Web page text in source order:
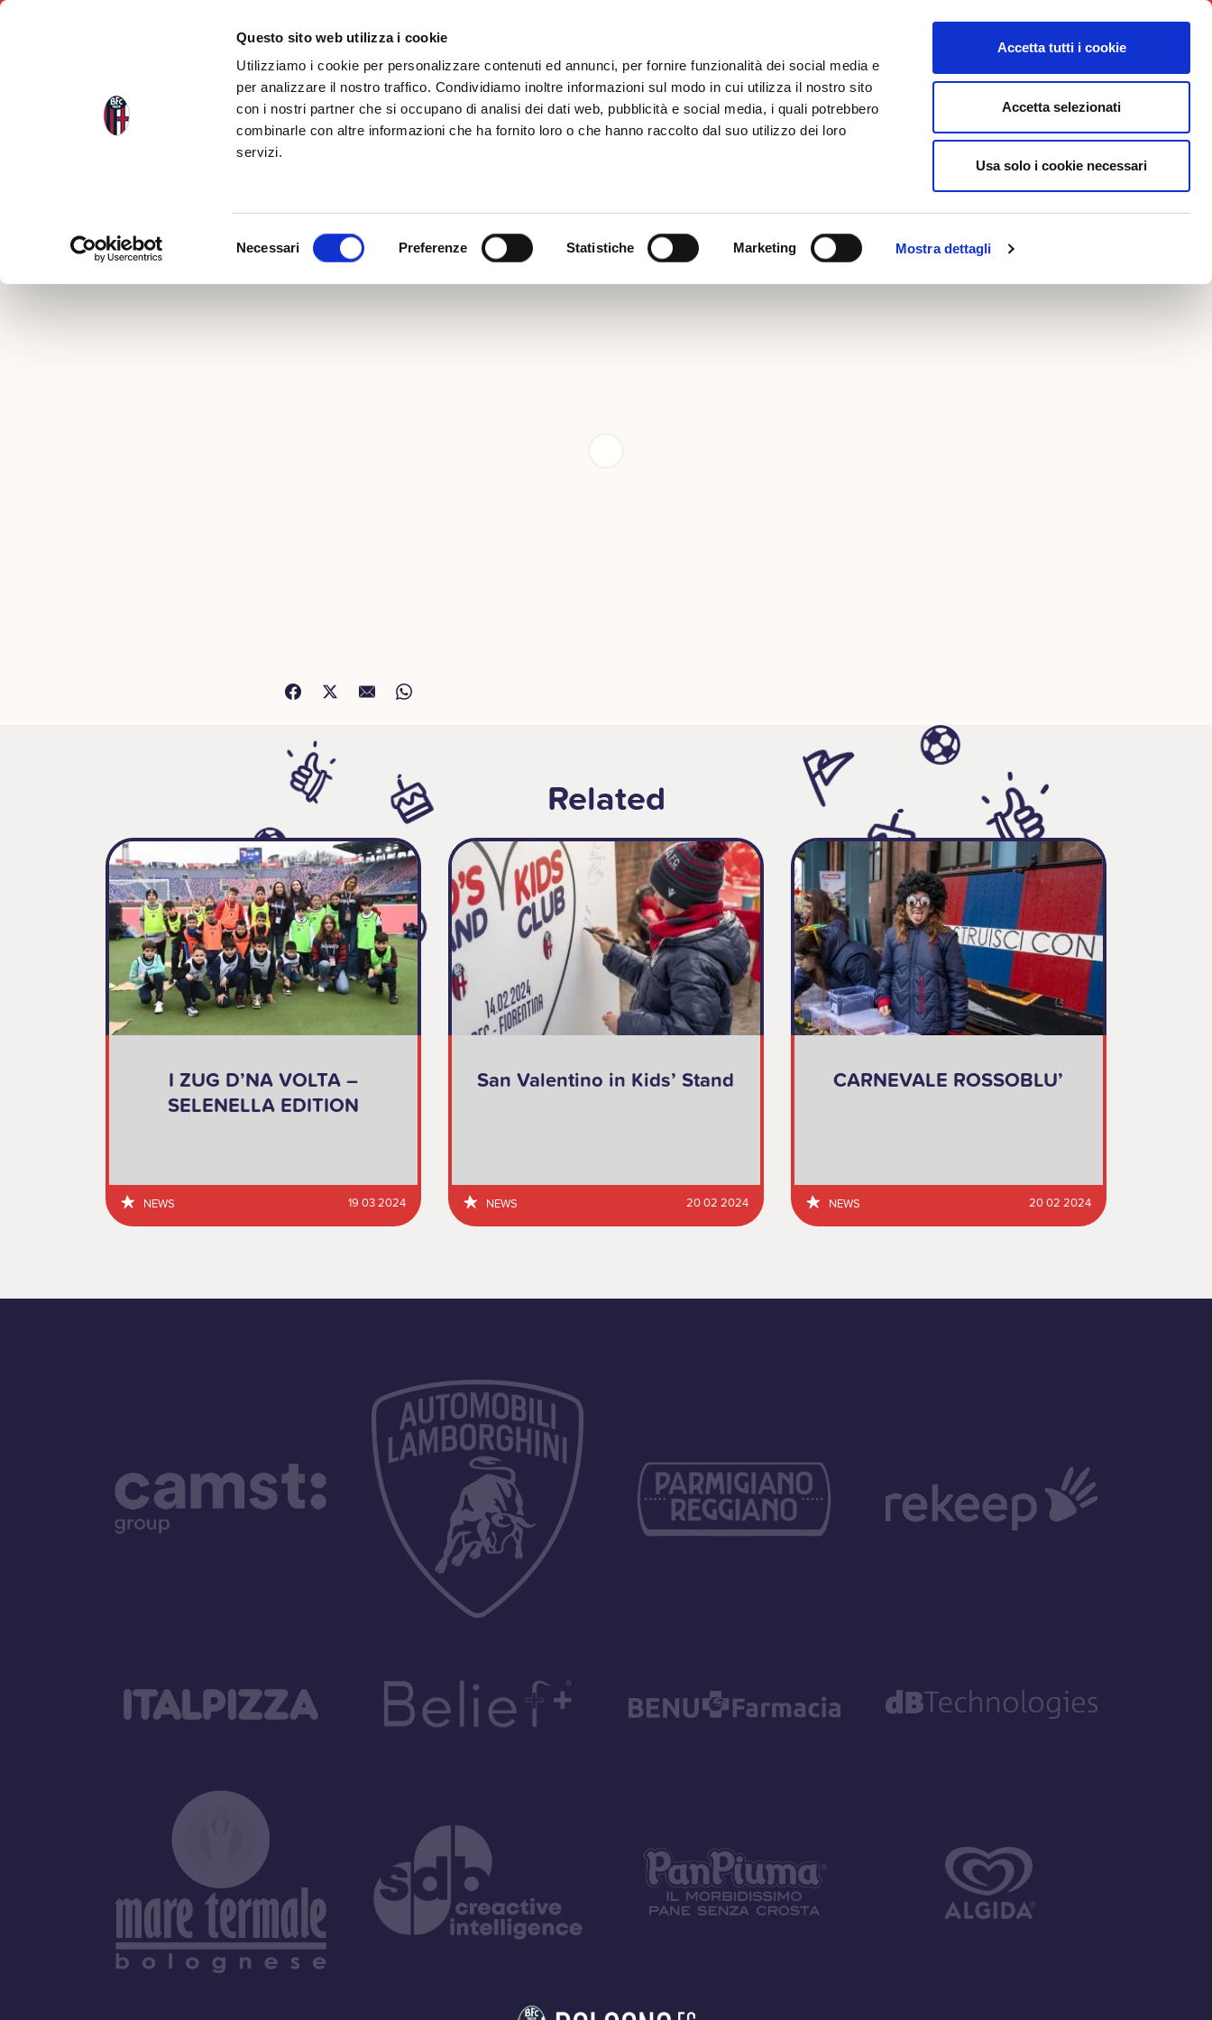
Questo sito web utilizza i cookie
Utilizziamo i cookie per personalizzare contenuti ed annunci, per fornire funzionalità dei social media e
per analizzare il nostro traffico. Condividiamo inoltre informazioni sul modo in cui utilizza il nostro sito
con i nostri partner che si occupano di analisi dei dati web, pubblicità e social media, i quali potrebbero
combinarle con altre informazioni che ha fornito loro o che hanno raccolto dal suo utilizzo dei loro
servizi.
Necessari Preferenze Statistiche Marketing Mostra dettagli
Accetta tutti i cookie
Accetta selezionati
Usa solo i cookie necessari
Indietro
Related
I ZUG D’NA VOLTA –
SELENELLA EDITION
NEWS 19 03 2024
San Valentino in Kids’ Stand
NEWS 20 02 2024
CARNEVALE ROSSOBLU’
NEWS 20 02 2024